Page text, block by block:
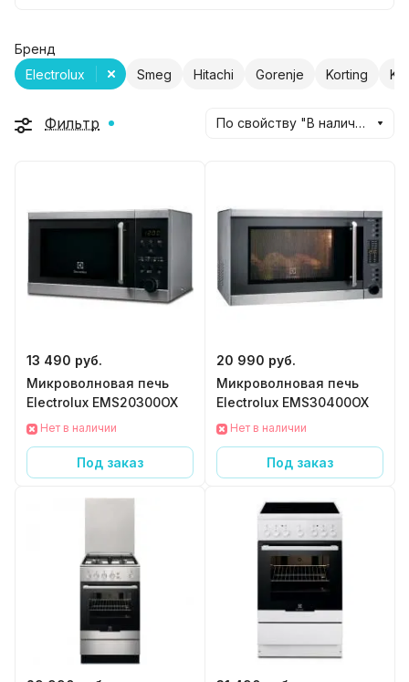
Бренд
Electrolux
Smeg Hitachi Gorenje Korting
Фильтр По свойству "В наличии" (убывание)
13 490 руб.
Микроволновая печь
Electrolux EMS20300OX
Нет в наличии
Под заказ
20 990 руб.
Микроволновая печь
Electrolux EMS30400OX
Нет в наличии
Под заказ